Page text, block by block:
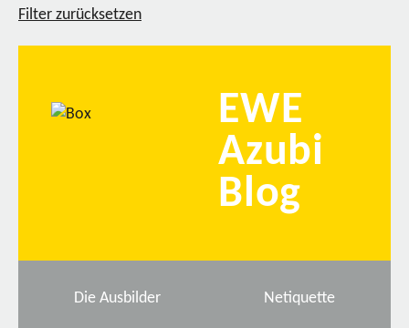
Filter zurücksetzen
EWE
Azubi
Blog
Die Ausbilder Netiquette